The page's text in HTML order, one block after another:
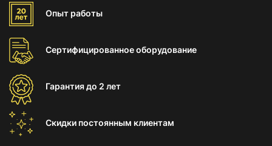
Опыт работы
Сертифицированноеоборудование
Гарантиядо 2 лет
Скидки постоянным клиентам